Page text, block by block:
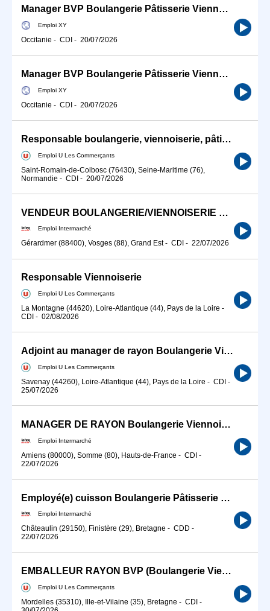
Manager BVP Boulangerie Pâtisserie Viennoiserie
Emploi XY
Occitanie - CDI - 20/07/2026
Manager BVP Boulangerie Pâtisserie Viennoiserie
Emploi XY
Occitanie - CDI - 20/07/2026
Responsable boulangerie, viennoiserie, pâtisserie H/F
Emploi U Les Commerçants
Saint-Romain-de-Colbosc (76430), Seine-Maritime (76),
Normandie - CDI - 20/07/2026
VENDEUR BOULANGERIE/VIENNOISERIE SNACKING (H/F)
Emploi Intermarché
Gérardmer (88400), Vosges (88), Grand Est- CDI - 22/07/2026
Responsable Viennoiserie
Emploi U Les Commerçants
La Montagne (44620), Loire-Atlantique (44), Pays de la Loire -
CDI - 02/08/2026
Adjoint au manager de rayon Boulangerie Viennoiserie H/F
Emploi U Les Commerçants
Savenay (44260), Loire-Atlantique (44), Pays de la Loire - CDI -
25/07/2026
MANAGER DE RAYON Boulangerie Viennoiserie Patisserie (H/F)
Emploi Intermarché
Amiens (80000), Somme (80), Hauts-de-France - CDI -
22/07/2026
Employé(e) cuisson Boulangerie Pâtisserie Viennoiserie (H/F)
Emploi Intermarché
Châteaulin (29150), Finistère (29), Bretagne - CDD -
22/07/2026
EMBALLEUR RAYON BVP (Boulangerie Viennoiserie Patisserie) H/F
Emploi U Les Commerçants
Mordelles (35310), Ille-et-Vilaine (35), Bretagne - CDI -